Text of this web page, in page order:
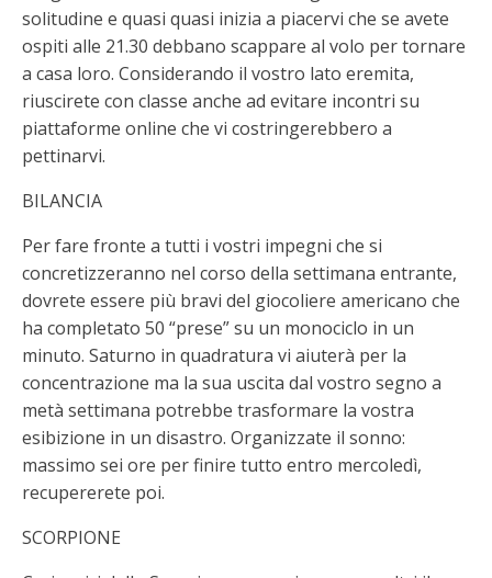
solitudine e quasi quasi inizia a piacervi che se avete
ospiti alle 21.30 debbano scappare al volo per tornare
a casa loro. Considerando il vostro lato eremita,
riuscirete con classe anche ad evitare incontri su
piattaforme online che vi costringerebbero a
pettinarvi.
BILANCIA
Per fare fronte a tutti i vostri impegni che si
concretizzeranno nel corso della settimana entrante,
dovrete essere più bravi del giocoliere americano che
ha completato 50 “prese” su un monociclo in un
minuto. Saturno in quadratura vi aiuterà per la
concentrazione ma la sua uscita dal vostro segno a
metà settimana potrebbe trasformare la vostra
esibizione in un disastro. Organizzate il sonno:
massimo sei ore per finire tutto entro mercoledì,
recupererete poi.
SCORPIONE